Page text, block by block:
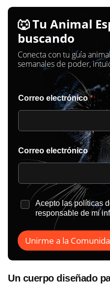
🐺 Tu Animal
buscando
Conecta con tu guía
semanales de poder,
Correo electrónico*
Correo electrónico
* Acepto laspolíticas
responsable de mi
Unirme a la
Un cuerpo diseñado